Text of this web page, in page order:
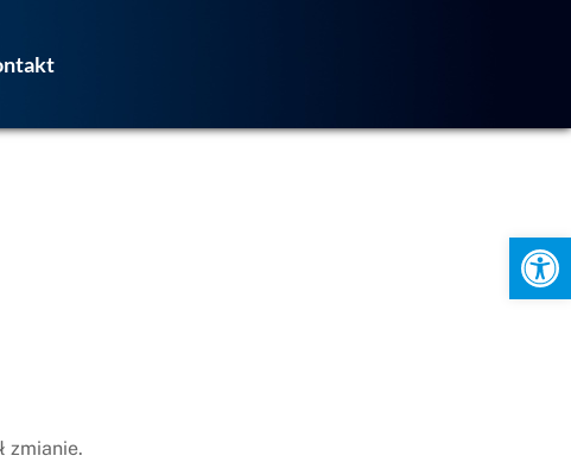
Otwórz pasek narzędzi
zmianie.